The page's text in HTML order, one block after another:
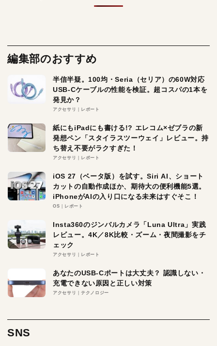
編集部のおすすめ
半信半疑。100均・Seria（セリア）の60W対応
USB-Cケーブルの性能を検証。超コスパの1本を
発見か？
アクセサリ レポート
紙にもiPadにも書ける!? エレコム×ゼブラの新
発想ペン「スタイラスツーウェイ」レビュー。持
ち替え不要がラクすぎた！
アクセサリ レポート
iOS 27（ベータ版）を試す。Siri AI、ショート
カットの自動作成ほか、期待大の便利機能5選。
iPhoneがAIの入り口になる未来はすぐそこ！
OS レポート
Insta360のジンバルカメラ「Luna Ultra」実践
レビュー。4K／8K比較・ズーム・夜間撮影をチ
ェック
アクセサリ レポート
あなたのUSB-Cポートは大丈夫？ 認識しない・
充電できない原因と正しい対策
アクセサリ テクノロジー
SNS